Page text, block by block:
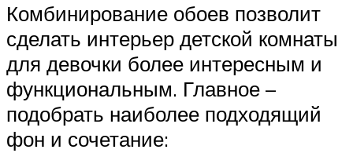
Комбинирование обоев позволит
сделать интерьер детской комнаты
для девочки более интересным и
функциональным. Главное –
подобрать наиболее подходящий
фон и сочетание: